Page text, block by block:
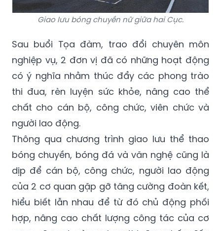
Giao lưu bóng chuyền nữ giữa hai Cục.
Sau buổi Tọa đàm, trao đổi chuyên môn
nghiệp vụ, 2 đơn vị đã có những hoạt động
có ý nghĩa nhằm thúc đẩy các phong trào
thi đua, rèn luyện sức khỏe, nâng cao thể
chất cho cán bộ, công chức, viên chức và
người lao động.
Thông qua chương trình giao lưu thể thao
bóng chuyền, bóng đá và văn nghệ cũng là
dịp để cán bộ, công chức, người lao động
của 2 cơ quan gặp gỡ tăng cường đoàn kết,
hiểu biết lẫn nhau để từ đó chủ động phối
hợp, nâng cao chất lượng công tác của cơ